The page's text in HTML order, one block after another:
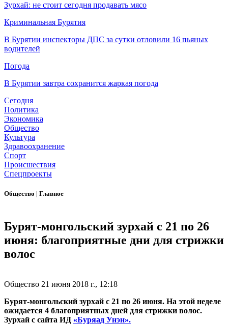
Зурхай: не стоит сегодня продавать мясо
Криминальная Бурятия
В Бурятии инспекторы ДПС за сутки отловили 16 пьяных
водителей
Погода
В Бурятии завтра сохранится жаркая погода
Сегодня
Политика
Экономика
Общество
Культура
Здравоохранение
Спорт
Происшествия
Спецпроекты
Общество | Главное
Бурят-монгольский зурхай с 21 по 26
июня: благоприятные дни для стрижки
волос
Общество 21 июня 2018 г., 12:18
Бурят-монгольский зурхай с 21 по 26 июня. На этой неделе
ожидается 4 благоприятных дней для стрижки волос.
Зурхай с сайта ИД «Буряад Унэн».